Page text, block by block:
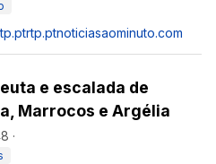
rtp.ptnoticiasaominuto.com
e escalada de
Marrocos e Argélia
·